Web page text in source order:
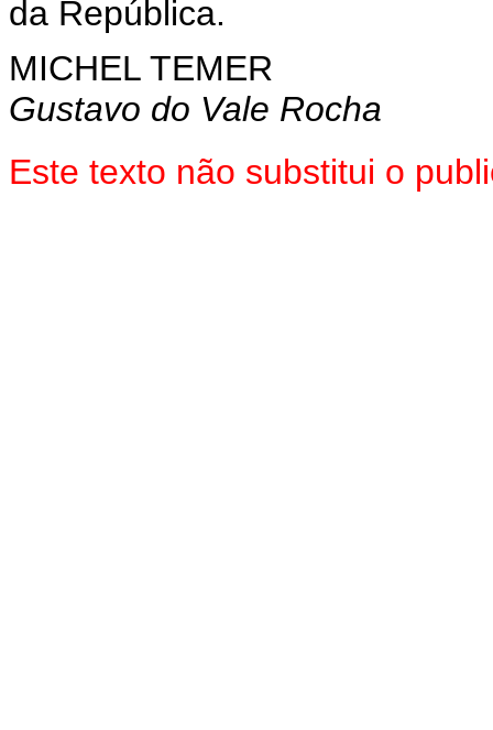
da República.
MICHEL TEMER
Gustavo do Vale Rocha
Este texto não substitui o